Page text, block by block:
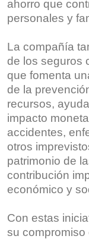
ahorro que
personales y
La compañía
de los seguros
que fomenta
de la
recursos,
impacto
accidentes,
otros
patrimonio de
contribución
económico y
Con estas
su compromiso